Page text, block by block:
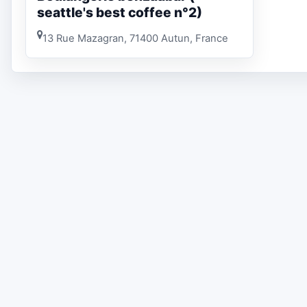
seattle's best coffee n°2)
13 Rue Mazagran, 71400 Autun, France